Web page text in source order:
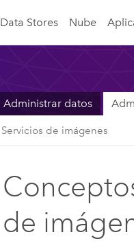
Data Stores Nube
Administrar datos
Servicios de imágenes
de